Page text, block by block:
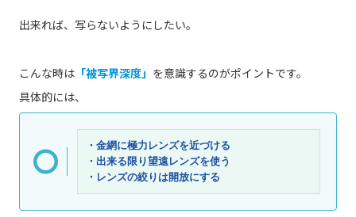
出来れば、写らないようにしたい。
こんな時は 「被写界深度」 を意識するのがポイントです。
具体的には、
・金網に極力レンズを近づける
・出来る限り望遠レンズを使う
・レンズの絞りは開放にする